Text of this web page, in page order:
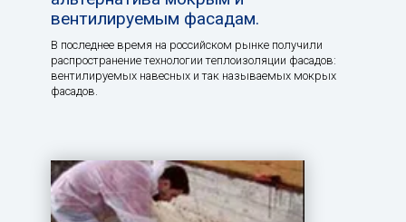
вентилируемым фасадам.
В последнее время на российском рынке получили
распространение технологии теплоизоляции фасадов:
вентилируемых навесных и так называемых мокрых
фасадов.